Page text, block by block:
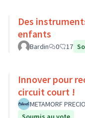
Des
enfants
Bardin 0 17
Innover pour
circuit court !
METAMORF